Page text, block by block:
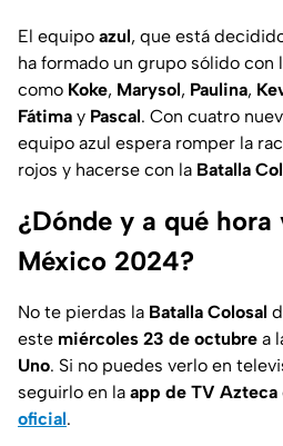
El equipo azul, que está
ha formado un grupo sólido con
como Koke, Marysol, Paulina,
Fátima y Pascal. Con cuatro
equipo azul espera romper la
rojos y hacerse con la Batalla
¿Dónde y a qué
México 2024?
No te pierdas la Batalla Colosal
este miércoles 23 de octubre a
Uno. Si no puedes verlo en
seguirlo en la app de TV Azteca
oficial.